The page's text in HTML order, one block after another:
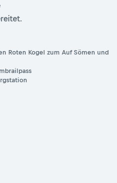
Roten Kogel zum Auf Sömen und